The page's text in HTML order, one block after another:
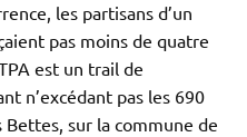
les partisans d’un
pas moins de quatre
est un trail de
n’excédant pas les 690
sur la commune de